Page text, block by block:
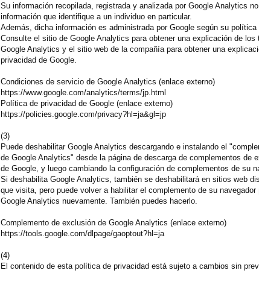
Su información recopilada, registrada y analizada por Google Analytics
información que identifique a un individuo en particular.
Además, dicha información es administrada por Google según su política
Consulte el sitio de Google Analytics para obtener una explicación de los
Google Analytics y el sitio web de la compañía para obtener una
privacidad de Google.
Condiciones de servicio de Google Analytics (enlace externo)
https://www.google.com/analytics/terms/jp.html
Política de privacidad de Google (enlace externo)
https://policies.google.com/privacy?hl=ja&gl=jp
(3)
Puede deshabilitar Google Analytics descargando e instalando el
de Google Analytics" desde la página de descarga de complementos de
de Google, y luego cambiando la configuración de complementos de su
Si deshabilita Google Analytics, también se deshabilitará en sitios web
que visita, pero puede volver a habilitar el complemento de su navegador
Google Analytics nuevamente. También puedes hacerlo.
Complemento de exclusión de Google Analytics (enlace externo)
https://tools.google.com/dlpage/gaoptout?hl=ja
(4)
El contenido de esta política de privacidad está sujeto a cambios sin